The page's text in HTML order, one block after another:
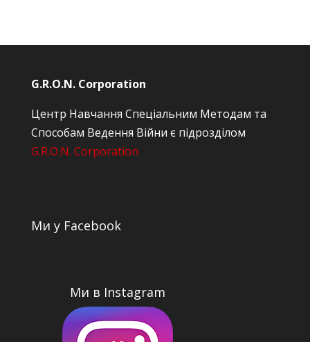
G.R.O.N. Corporation
Центр Навчання Спеціальним Методам та
Способам Ведення Війни є підрозділом
G.R.O.N. Corporation
Ми у Facebook
Ми в Instagram